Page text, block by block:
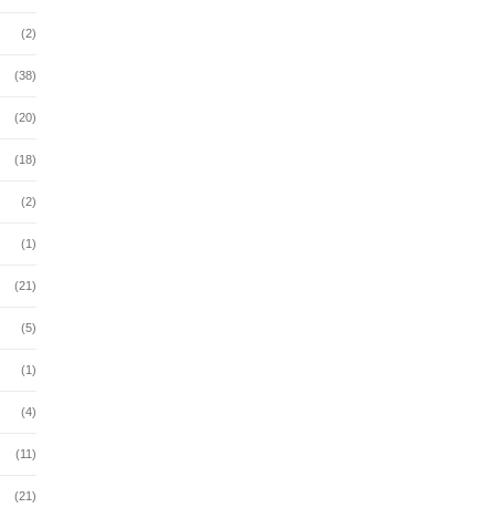
(2)
(38)
(20)
(18)
(2)
(1)
(21)
(5)
(1)
(4)
(11)
(21)